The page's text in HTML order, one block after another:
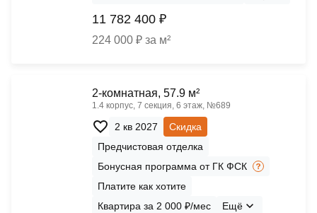
11 782 400 ₽
224 000 ₽ за м²
2-комнатная, 57.9 м²
1.4 корпус, 7 секция, 6 этаж, №689
2 кв 2027
Скидка
Предчистовая отделка
Бонусная программа от ГК ФСК
Платите как хотите
Квартира за 2 000 ₽/мес
Ещё